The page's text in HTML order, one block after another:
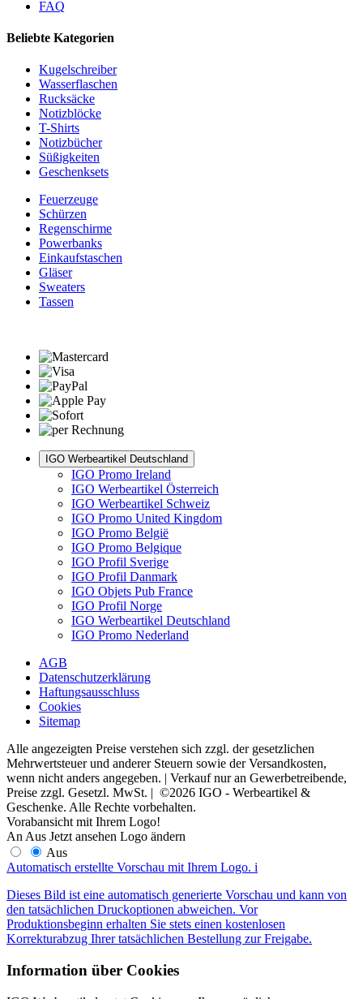
FAQ
Beliebte Kategorien
Kugelschreiber
Wasserflaschen
Rucksäcke
Notizblöcke
T-Shirts
Notizbücher
Süßigkeiten
Geschenksets
Feuerzeuge
Schürzen
Regenschirme
Powerbanks
Einkaufstaschen
Gläser
Sweaters
Tassen
IGO Werbeartikel Deutschland
IGO Promo Ireland
IGO Werbeartikel Österreich
IGO Werbeartikel Schweiz
IGO Promo United Kingdom
IGO Promo België
IGO Promo Belgique
IGO Profil Sverige
IGO Profil Danmark
IGO Objets Pub France
IGO Profil Norge
IGO Werbeartikel Deutschland
IGO Promo Nederland
AGB
Datenschutzerklärung
Haftungsausschluss
Cookies
Sitemap
Alle angezeigten Preise verstehen sich zzgl. der gesetzlichen
Mehrwertsteuer und anderer Steuern sowie der Versandkosten,
wenn nicht anders angegeben. | Verkauf nur an Gewerbetreibende,
Preise zzgl. Gesetzl. MwSt. | ©2026 IGO - Werbeartikel &
Geschenke. Alle Rechte vorbehalten.
Vorabansicht mit Ihrem Logo!
An Aus Jetzt ansehen Logo ändern
Aus
Automatisch erstellte Vorschau mit Ihrem Logo. i
Dieses Bild ist eine automatisch generierte Vorschau und kann von
den tatsächlichen Druckoptionen abweichen. Vor
Produktionsbeginn erhalten Sie stets einen kostenlosen
Korrekturabzug Ihrer tatsächlichen Bestellung zur Freigabe.
Information über Cookies